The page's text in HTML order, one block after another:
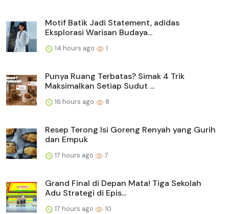
Motif Batik Jadi Statement, adidas
Eksplorasi Warisan Budaya...
14 hours ago 1
Punya Ruang Terbatas? Simak 4 Trik
Maksimalkan Setiap Sudut ...
16 hours ago 8
Resep Terong Isi Goreng Renyah yang Gurih
dan Empuk
17 hours ago 7
Grand Final di Depan Mata! Tiga Sekolah
Adu Strategi di Epis...
17 hours ago 10